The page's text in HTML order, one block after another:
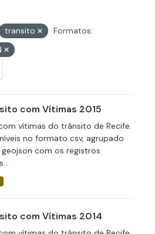
transito
Formatos:
com Vítimas 2015
vítimas do trânsito de Recife.
no formato csv, agrupado
com os registros
com Vítimas 2014